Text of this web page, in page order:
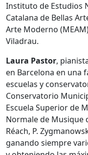
Instituto de Estudios
Catalana de Bellas
Arte Moderno
Viladrau.
Laura Pastor,
en Barcelona en una
escuelas y
Conservatorio
Escuela Superior de
Normale de Musique
Réach, P.
ganando siempre